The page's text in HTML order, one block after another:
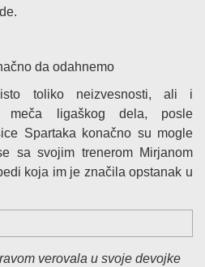
da odahnemo
toliko neizvesnosti, ali i
meča ligaškog dela, posle
Spartaka konačno su mogle
sa svojim trenerom Mirjanom
koja im je značila opstanak u
verovala u svoje devojke